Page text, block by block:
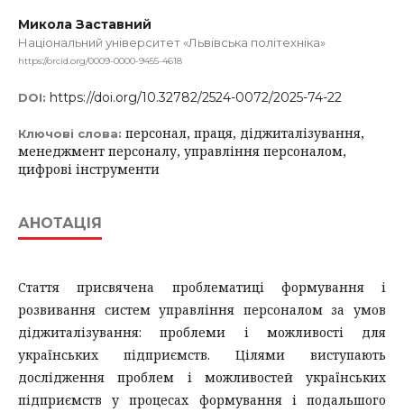
Микола Заставний
Національний університет «Львівська політехніка»
https://orcid.org/0009-0000-9455-4618
DOI: https://doi.org/10.32782/2524-0072/2025-74-22
Ключові слова: персонал, праця, діджиталізування,
менеджмент персоналу, управління персоналом,
цифрові інструменти
АНОТАЦІЯ
Стаття присвячена проблематиці формування і
розвивання систем управління персоналом за умов
діджиталізування: проблеми і можливості для
українських підприємств. Цілями виступають
дослідження проблем і можливостей українських
підприємств у процесах формування і подальшого